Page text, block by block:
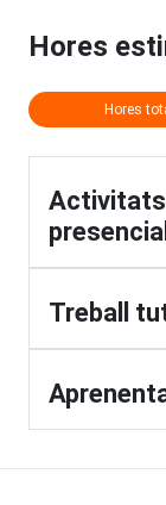
Hores
Hores
Activitats
Treball